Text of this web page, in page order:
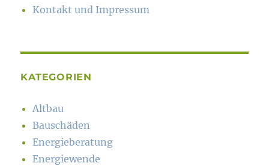
Kontakt und Impressum
KATEGORIEN
Altbau
Bauschäden
Energieberatung
Energiewende